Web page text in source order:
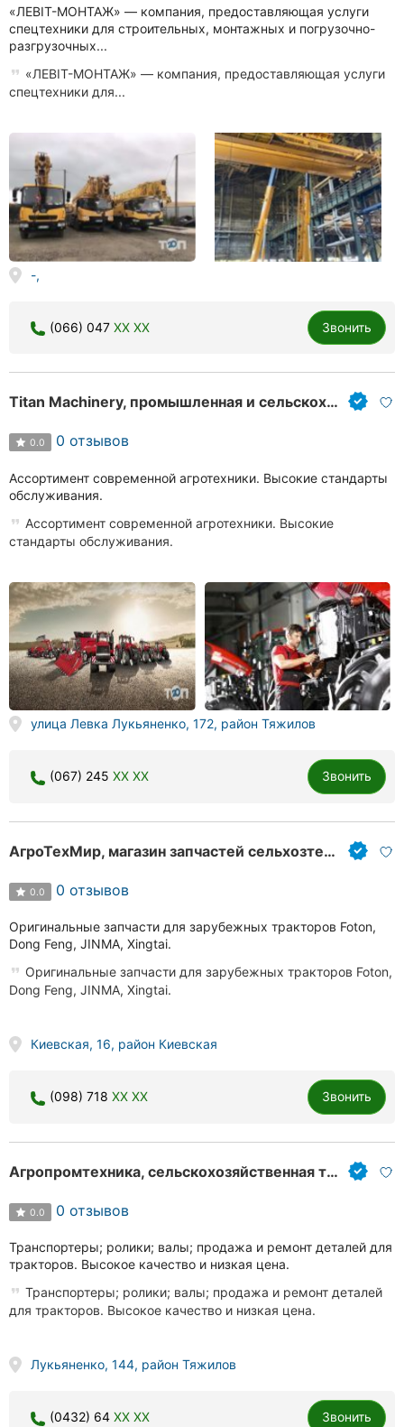
«ЛЕВІТ-МОНТАЖ» — компания, предоставляющая услуги
спецтехники для строительных, монтажных и погрузочно-
разгрузочных...
«ЛЕВІТ-МОНТАЖ» — компания, предоставляющая услуги
спецтехники для...
-,
(066) 047 XX XX Звонить
Titan Machinery, промышленная и сельскохозяйственная техника
0.0 0 отзывов
Ассортимент современной агротехники. Высокие стандарты
обслуживания.
Ассортимент современной агротехники. Высокие
стандарты обслуживания.
улица Левка Лукьяненко, 172, район Тяжилов
(067) 245 XX XX Звонить
АгроТехМир, магазин запчастей сельхозтехники
0.0 0 отзывов
Оригинальные запчасти для зарубежных тракторов Foton,
Dong Feng, JINMA, Xingtai.
Оригинальные запчасти для зарубежных тракторов Foton,
Dong Feng, JINMA, Xingtai.
Киевская, 16, район Киевская
(098) 718 XX XX Звонить
Агропромтехника, сельскохозяйственная техника
0.0 0 отзывов
Транспортеры; ролики; валы; продажа и ремонт деталей для
тракторов. Высокое качество и низкая цена.
Транспортеры; ролики; валы; продажа и ремонт деталей
для тракторов. Высокое качество и низкая цена.
Лукьяненко, 144, район Тяжилов
(0432) 64 XX XX Звонить